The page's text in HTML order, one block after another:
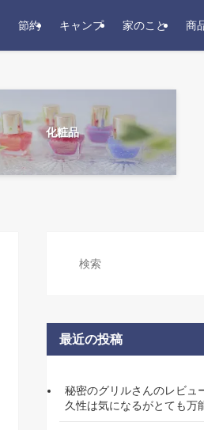
節約 キャンプ 家のこと 商
化粧品
最近の投稿
秘密のグリルさんのレビュ
久性は気になるがとても万